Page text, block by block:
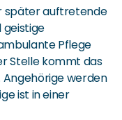
später auftretende
geistige
Pflege
Stelle kommt das
Angehörige werden
ist in einer